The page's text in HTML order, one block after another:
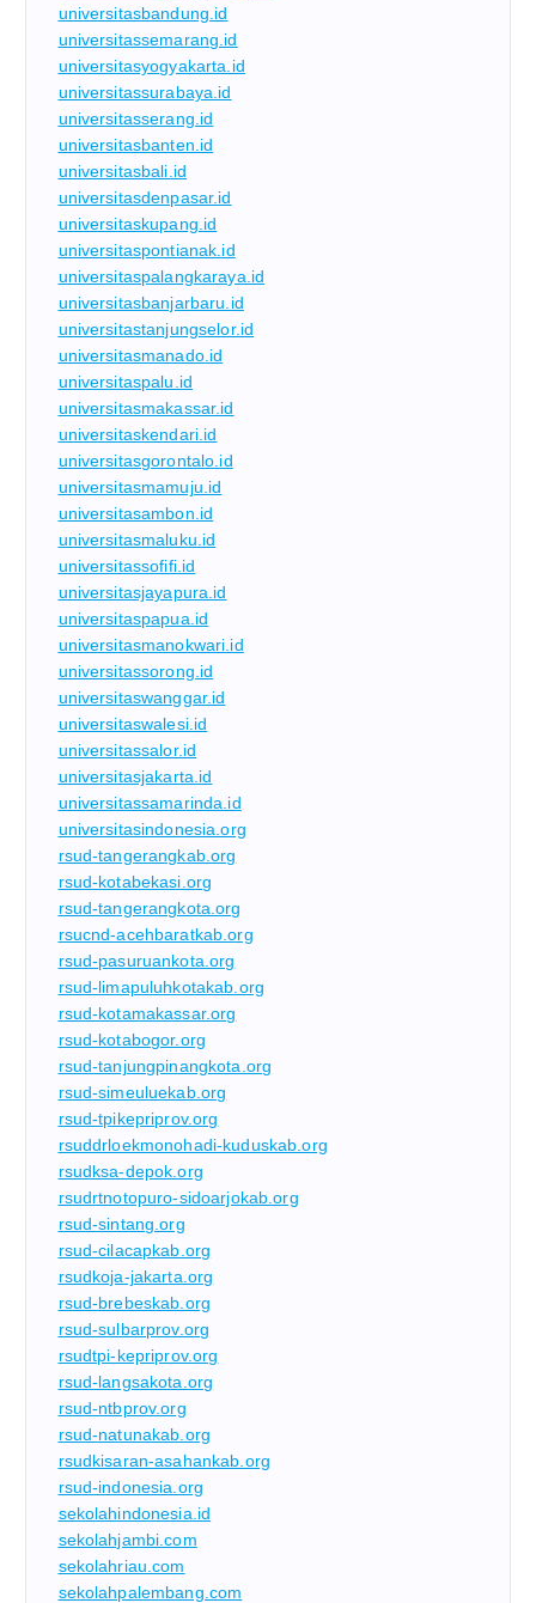
universitasbandung.id
universitassemarang.id
universitasyogyakarta.id
universitassurabaya.id
universitasserang.id
universitasbanten.id
universitasbali.id
universitasdenpasar.id
universitaskupang.id
universitaspontianak.id
universitaspalangkaraya.id
universitasbanjarbaru.id
universitastanjungselor.id
universitasmanado.id
universitaspalu.id
universitasmakassar.id
universitaskendari.id
universitasgorontalo.id
universitasmamuju.id
universitasambon.id
universitasmaluku.id
universitassofifi.id
universitasjayapura.id
universitaspapua.id
universitasmanokwari.id
universitassorong.id
universitaswanggar.id
universitaswalesi.id
universitassalor.id
universitasjakarta.id
universitassamarinda.id
universitasindonesia.org
rsud-tangerangkab.org
rsud-kotabekasi.org
rsud-tangerangkota.org
rsucnd-acehbaratkab.org
rsud-pasuruankota.org
rsud-limapuluhkotakab.org
rsud-kotamakassar.org
rsud-kotabogor.org
rsud-tanjungpinangkota.org
rsud-simeuluekab.org
rsud-tpikepriprov.org
rsuddrloekmonohadi-kuduskab.org
rsudksa-depok.org
rsudrtnotopuro-sidoarjokab.org
rsud-sintang.org
rsud-cilacapkab.org
rsudkoja-jakarta.org
rsud-brebeskab.org
rsud-sulbarprov.org
rsudtpi-kepriprov.org
rsud-langsakota.org
rsud-ntbprov.org
rsud-natunakab.org
rsudkisaran-asahankab.org
rsud-indonesia.org
sekolahindonesia.id
sekolahjambi.com
sekolahriau.com
sekolahpalembang.com